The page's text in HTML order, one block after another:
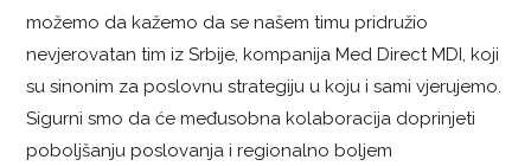
možemo da kažemo da se našem timu pridružio
nevjerovatan tim iz Srbije, kompanija Med Direct MDI, koji
su sinonim za poslovnu strategiju u koju i sami vjerujemo.
Sigurni smo da će međusobna kolaboracija doprinjeti
poboljšanju poslovanja i regionalno boljem